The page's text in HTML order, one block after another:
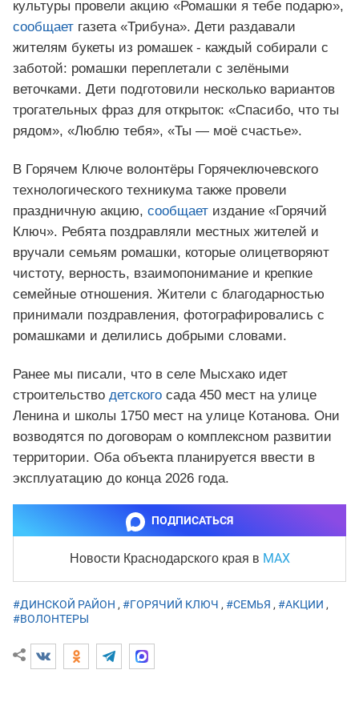
культуры провели акцию «Ромашки я тебе подарю»,
сообщает газета «Трибуна». Дети раздавали
жителям букеты из ромашек - каждый собирали с
заботой: ромашки переплетали с зелёными
веточками. Дети подготовили несколько вариантов
трогательных фраз для открыток: «Спасибо, что ты
рядом», «Люблю тебя», «Ты — моё счастье».
В Горячем Ключе волонтёры Горячеключевского
технологического техникума также провели
праздничную акцию, сообщает издание «Горячий
Ключ». Ребята поздравляли местных жителей и
вручали семьям ромашки, которые олицетворяют
чистоту, верность, взаимопонимание и крепкие
семейные отношения. Жители с благодарностью
принимали поздравления, фотографировались с
ромашками и делились добрыми словами.
Ранее мы писали, что в селе Мысхако идет
строительство детского сада 450 мест на улице
Ленина и школы 1750 мест на улице Котанова. Они
возводятся по договорам о комплексном развитии
территории. Оба объекта планируется ввести в
эксплуатацию до конца 2026 года.
ПОДПИСАТЬСЯ
Новости Краснодарского края в MAX
#ДИНСКОЙ РАЙОН , #ГОРЯЧИЙ КЛЮЧ , #СЕМЬЯ , #АКЦИИ ,
#ВОЛОНТЕРЫ